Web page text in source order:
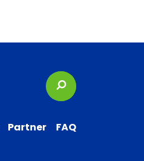
Suchbegriffe
Partner FAQ